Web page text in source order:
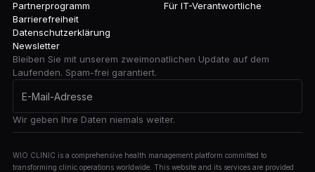
Partnerprogramm
Barrierefreiheit
Datenschutzerklärung
Für IT-Verantwortliche
Newsletter
Bleiben Sie mit unserem zweimonatlichen Update auf dem
Laufenden. Spam-frei garantiert.
Wir geben Ihre Daten niemals weiter.
WIO CLINIC is a comprehensive health management platform committed to
transforming clinic operations worldwide. This website and its services are provided